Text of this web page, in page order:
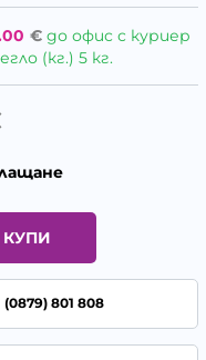
€до офис с куриер
(кг.) 5 кг.
КУПИ
(0879) 801 808